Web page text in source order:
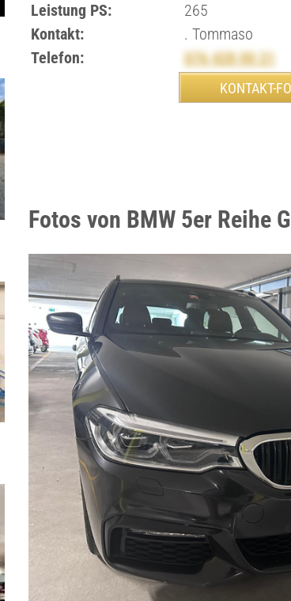
Leistung PS:
265
Kontakt:
. Tommaso
Telefon:
076 428 00 21
Fotos von BMW 5er Reihe